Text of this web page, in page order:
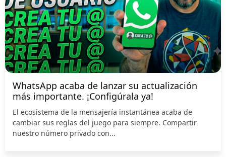
WhatsApp acaba de lanzar su actualización
más importante. ¡Configúrala ya!
El ecosistema de la mensajería instantánea acaba de
cambiar sus reglas del juego para siempre. Compartir
nuestro número privado con...